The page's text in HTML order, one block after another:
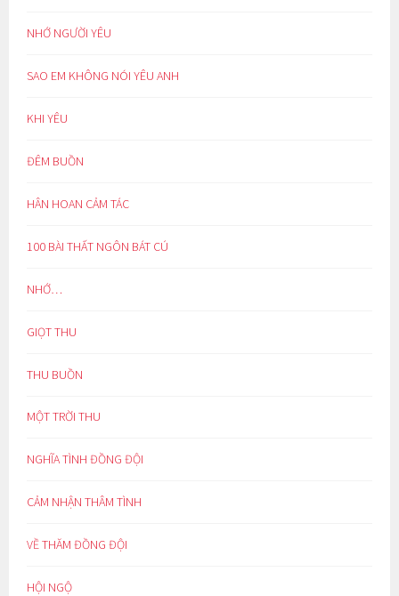
NHỚ NGƯỜI YÊU
SAO EM KHÔNG NÓI YÊU ANH
KHI YÊU
ĐÊM BUỒN
HÂN HOAN CẢM TÁC
100 BÀI THẤT NGÔN BÁT CÚ
NHỚ…
GIỌT THU
THU BUỒN
MỘT TRỜI THU
NGHĨA TÌNH ĐỒNG ĐỘI
CẢM NHẬN THÂM TÌNH
VỀ THĂM ĐỒNG ĐỘI
HỘI NGỘ